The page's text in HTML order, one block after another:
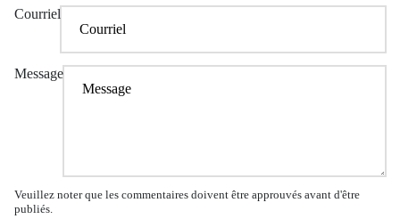
Courriel
Message
Veuillez noter que les commentaires doivent être approuvés avant d'être
publiés.